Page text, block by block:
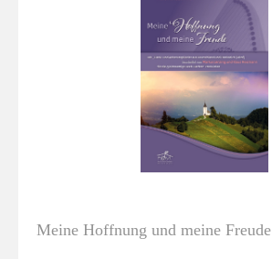
Meine Hoffnung und meine Freude